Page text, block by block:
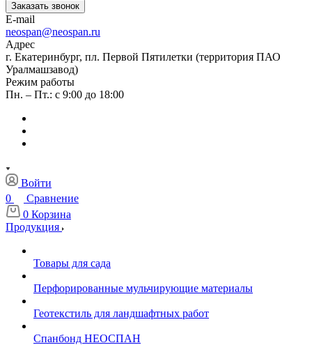
Заказать звонок
E-mail
neospan@neospan.ru
Адрес
г. Екатеринбург, пл. Первой Пятилетки (территория ПАО
Уралмашзавод)
Режим работы
Пн. – Пт.: с 9:00 до 18:00
Войти
0
Сравнение
0 Корзина
Продукция
Товары для сада
Перфорированные мульчирующие материалы
Геотекстиль для ландшафтных работ
Спанбонд НЕОСПАН